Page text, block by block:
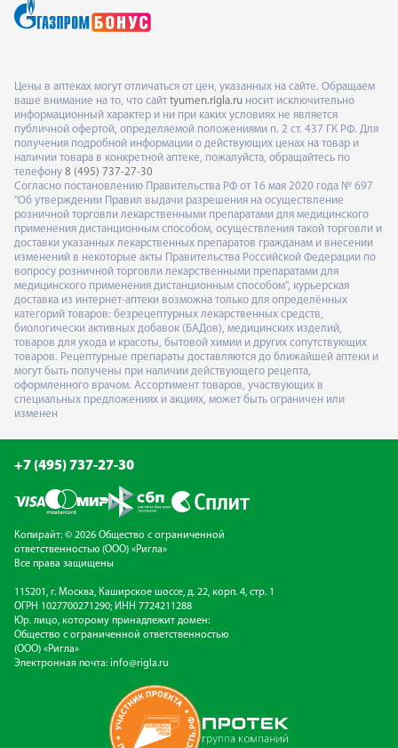
Цены в аптеках могут отличаться от цен, указанных на сайте. Обращаем
ваше внимание на то, что сайт tyumen.rigla.ru носит исключительно
информационный характер и ни при каких условиях не является
публичной офертой, определяемой положениями п. 2 ст. 437 ГК РФ. Для
получения подробной информации о действующих ценах на товар и
наличии товара в конкретной аптеке, пожалуйста, обращайтесь по
телефону 8 (495) 737-27-30
Согласно постановлению Правительства РФ от 16 мая 2020 года № 697
"Об утверждении Правил выдачи разрешения на осуществление
розничной торговли лекарственными препаратами для медицинского
применения дистанционным способом, осуществления такой торговли и
доставки указанных лекарственных препаратов гражданам и внесении
изменений в некоторые акты Правительства Российской Федерации по
вопросу розничной торговли лекарственными препаратами для
медицинского применения дистанционным способом", курьерская
доставка из интернет-аптеки возможна только для определённых
категорий товаров: безрецептурных лекарственных средств,
биологически активных добавок (БАДов), медицинских изделий,
товаров для ухода и красоты, бытовой химии и других сопутствующих
товаров. Рецептурные препараты доставляются до ближайшей аптеки и
могут быть получены при наличии действующего рецепта,
оформленного врачом. Ассортимент товаров, участвующих в
специальных предложениях и акциях, может быть ограничен или
изменен
+7 (495) 737-27-30
Копирайт: © 2026 Общество с ограниченной
ответственностью (ООО) «Ригла»
Все права защищены
115201, г. Москва, Каширское шоссе, д. 22, корп. 4, стр. 1
ОГРН 1027700271290; ИНН 7724211288
Юр. лицо, которому принадлежит домен:
Общество с ограниченной ответственностью
(ООО) «Ригла»
Электронная почта: info@rigla.ru